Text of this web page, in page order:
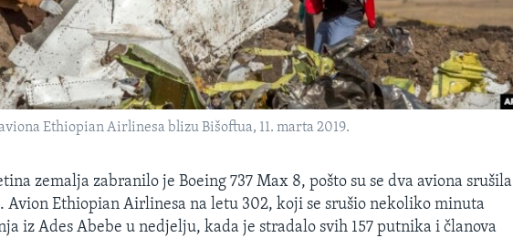
Ethiopian Airlinesa blizu Bišoftua, 11. marta 2019.
zemalja zabranilo je Boeing 737 Max 8, pošto su se dva aviona srušila
Avion Ethiopian Airlinesa na letu 302, koji se srušio nekoliko minuta
iz Ades Abebe u nedjelju, kada je stradalo svih 157 putnika i članova